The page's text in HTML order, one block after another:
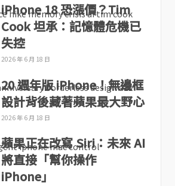
iPhone 18 恐漲價？Tim
Cook 坦承：記憶體危機已
失控
2026 年 6 月 18 日
20 週年版 iPhone！無邊框
設計背後藏著蘋果最大野心
2026 年 6 月 18 日
蘋果正在改寫 Siri：未來 AI
將直接「幫你操作
iPhone」